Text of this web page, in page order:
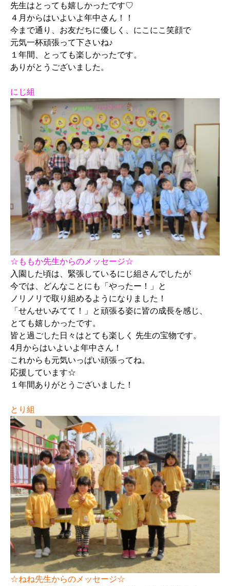
先生はとっても嬉しかったです♡
４月からはいよいよ年中さん！！
今まで通り、お友だちに優しく、にこにこ笑顔で
元気一杯頑張って下さいね♪
１年間、とっても楽しかったです。
ありがとうございました。
にじ組
☆ももか先生からのメッセージ☆
入園した頃は、緊張しているにじ組さんでしたが
今では、どんなことにも「やったー！」と
ノリノリで取り組めるようになりました！
「せんせいみてて！」と頑張る姿に皆の成長を感じ、
とても嬉しかったです。
皆と過ごした日々はとても楽しく 先生の宝物です。
4月からはいよいよ年中さん！
これからも元気いっぱい頑張ってね。
応援しています☆
１年間ありがとうございました！
とり組
☆ねね先生からのメッセージ☆